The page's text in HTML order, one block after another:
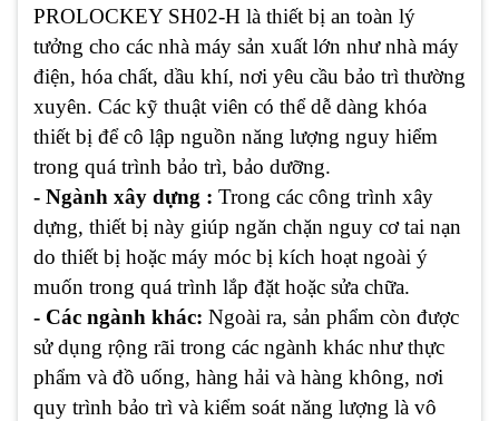
PROLOCKEY SH02-H là thiết bị an toàn lý
tưởng cho các nhà máy sản xuất lớn như nhà máy
điện, hóa chất, dầu khí, nơi yêu cầu bảo trì thường
xuyên. Các kỹ thuật viên có thể dễ dàng khóa
thiết bị để cô lập nguồn năng lượng nguy hiểm
trong quá trình bảo trì, bảo dưỡng.
- Ngành xây dựng : Trong các công trình xây
dựng, thiết bị này giúp ngăn chặn nguy cơ tai nạn
do thiết bị hoặc máy móc bị kích hoạt ngoài ý
muốn trong quá trình lắp đặt hoặc sửa chữa.
- Các ngành khác: Ngoài ra, sản phẩm còn được
sử dụng rộng rãi trong các ngành khác như thực
phẩm và đồ uống, hàng hải và hàng không, nơi
quy trình bảo trì và kiểm soát năng lượng là vô